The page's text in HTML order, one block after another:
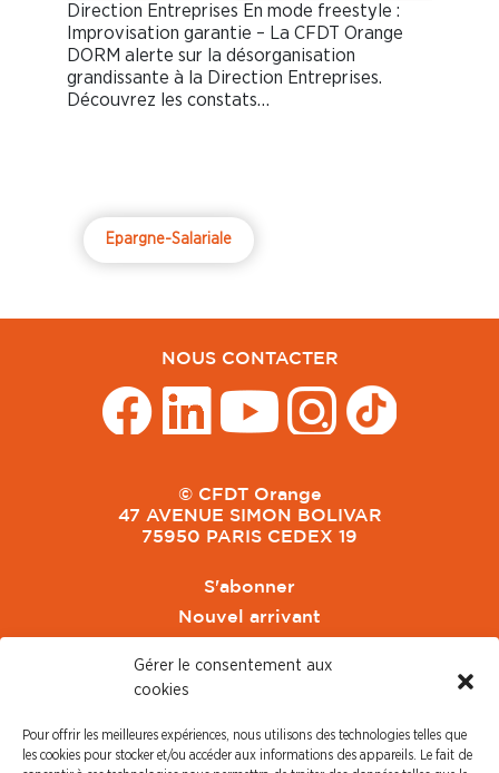
Gérer le consentement aux
cookies
Pour offrir les meilleures expériences, nous utilisons des technologies telles que
les cookies pour stocker et/ou accéder aux informations des appareils. Le fait de
Direction Entreprises En mode freestyle :
Improvisation garantie – La CFDT Orange
DORM alerte sur la désorganisation
grandissante à la Direction Entreprises.
Découvrez les constats…
Epargne-Salariale
NOUS CONTACTER
© CFDT Orange
47 AVENUE SIMON BOLIVAR
75950 PARIS CEDEX 19
S'abonner
Nouvel arrivant
CFDT Cadres
CFDT Retraités